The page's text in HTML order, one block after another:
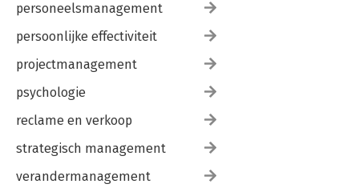
personeelsmanagement
persoonlijke effectiviteit
projectmanagement
psychologie
reclame en verkoop
strategisch management
verandermanagement